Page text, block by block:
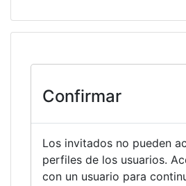
Confirmar
Los invitados no pueden
perfiles de los usuarios.
con un usuario para